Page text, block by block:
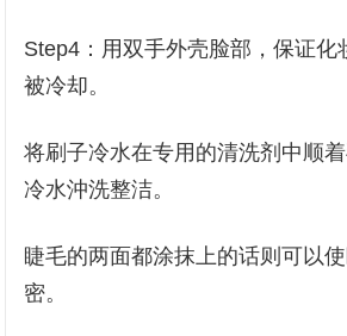
Step4：用双手外壳脸部，保证化
被冷却。
将刷子冷水在专用的清洗剂中顺
冷水沖洗整洁。
睫毛的两面都涂抹上的话则可以
密。